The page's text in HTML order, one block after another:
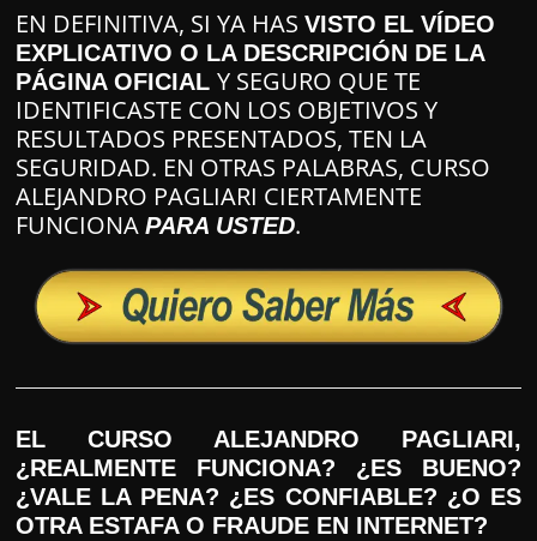
EN DEFINITIVA, SI YA HASVISTO EL VÍDEO
EXPLICATIVO O LA DESCRIPCIÓN DE LA
PÁGINA OFICIALY SEGURO QUE TE
IDENTIFICASTE CON LOS OBJETIVOS Y
RESULTADOS PRESENTADOS, TEN LA
SEGURIDAD. EN OTRAS PALABRAS, CURSO
ALEJANDRO PAGLIARI CIERTAMENTE
FUNCIONAPARA USTED.
EL CURSO ALEJANDRO PAGLIARI,
¿REALMENTE FUNCIONA? ¿ES BUENO?
¿VALE LA PENA? ¿ES CONFIABLE? ¿O ES
OTRA ESTAFA O FRAUDE EN INTERNET?